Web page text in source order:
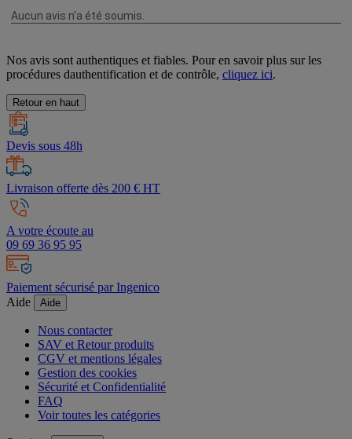
Nos avis sont authentiques et fiables. Pour en savoir plus sur les
procédures dauthentification et de contrôle, cliquez ici.
Retour en haut
Devis sous 48h
Livraison offerte dès 200 € HT
A votre écoute au
09 69 36 95 95
Paiement sécurisé par Ingenico
Aide
Aide
Nous contacter
SAV et Retour produits
CGV et mentions légales
Gestion des cookies
Sécurité et Confidentialité
FAQ
Voir toutes les catégories